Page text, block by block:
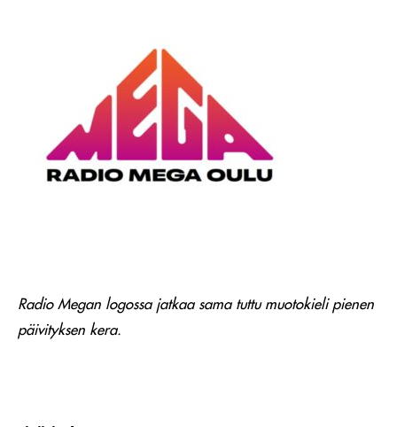
Radio Megan logossa jatkaa sama tuttu muotokieli pienen
päivityksen kera.